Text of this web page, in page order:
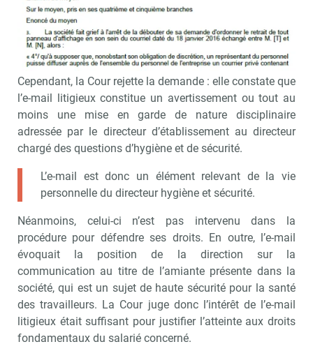
18/01/2016 par l’ancien directeur de l’établissement au
directeur en charge de certaines missions d’hygiène, de
sécurité et d’environnement. La société saisit le Tribunal
afin qu’il ordonne le retrait de l’affichage.
Cependant, la Cour rejette la demande : elle constate que
l’e-mail litigieux constitue un avertissement ou tout au
moins une mise en garde de nature disciplinaire
adressée par le directeur d’établissement au directeur
chargé des questions d’hygiène et de sécurité.
L’e-mail est donc un élément relevant de la vie
personnelle du directeur hygiène et sécurité.
Néanmoins, celui-ci n’est pas intervenu dans la
procédure pour défendre ses droits. En outre, l’e-mail
évoquait la position de la direction sur la
communication au titre de l’amiante présente dans la
société, qui est un sujet de haute sécurité pour la santé
des travailleurs. La Cour juge donc l’intérêt de l’e-mail
litigieux était suffisant pour justifier l’atteinte aux droits
fondamentaux du salarié concerné.